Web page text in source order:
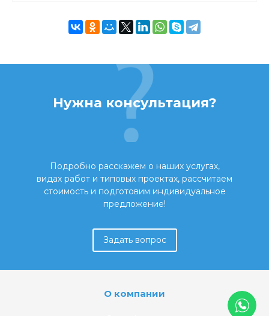
Нужна консультация?
Подробно расскажем о наших услугах,
видах работ и типовых проектах, рассчитаем
стоимость и подготовим индивидуальное
предложение!
Задать вопрос
О компании